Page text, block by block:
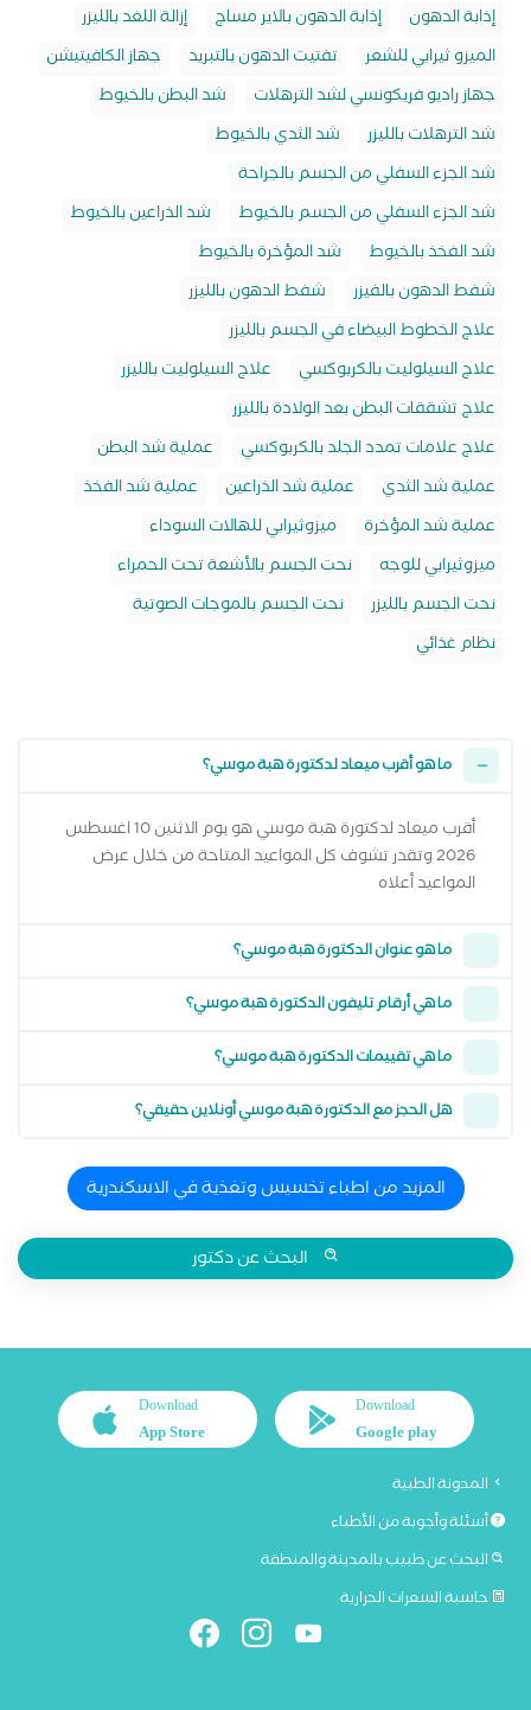
إذابة الدهون
إذابة الدهون بالاير مساج
إزالة اللغد بالليزر
الميزو ثيرابي للشعر
تفتيت الدهون بالتبريد
جهاز الكافيتيشن
جهاز راديو فريكونسي لشد الترهلات
شد البطن بالخيوط
شد الترهلات بالليزر
شد الثدي بالخيوط
شد الجزء السفلي من الجسم بالجراحة
شد الجزء السفلي من الجسم بالخيوط
شد الذراعين بالخيوط
شد الفخذ بالخيوط
شد المؤخرة بالخيوط
شفط الدهون بالفيزر
شفط الدهون بالليزر
علاج الخطوط البيضاء في الجسم بالليزر
علاج السيلوليت بالكربوكسي
علاج السيلوليت بالليزر
علاج تشققات البطن بعد الولادة بالليزر
علاج علامات تمدد الجلد بالكربوكسي
عملية شد البطن
عملية شد الثدي
عملية شد الذراعين
عملية شد الفخذ
عملية شد المؤخرة
ميزوثيرابي للهالات السوداء
ميزوثيرابي للوجه
نحت الجسم بالأشعة تحت الحمراء
نحت الجسم بالليزر
نحت الجسم بالموجات الصوتية
نظام غذائي
ما هو أقرب ميعاد لدكتورة هبة موسي؟
أقرب ميعاد لدكتورة هبة موسي هو يوم الاثنين 10 اغسطس
2026 وتقدر تشوف كل المواعيد المتاحة من خلال عرض
المواعيد أعلاه
ما هو عنوان الدكتورة هبة موسي؟
ما هي أرقام تليفون الدكتورة هبة موسي؟
ما هي تقييمات الدكتورة هبة موسي؟
هل الحجز مع الدكتورة هبة موسي أونلاين حقيقي؟
المزيد من اطباء تخسيس وتغذية في الاسكندرية
البحث عن دكتور
Download
Google play
Download
App Store
المدونة الطبية
أسئلة وأجوبة من الأطباء
البحث عن طبيب بالمدينة والمنطقة
حاسبة السعرات الحرارية